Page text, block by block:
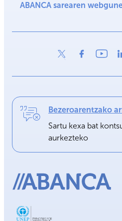
ABANCA sarearen
Bezeroarentzako
Sartu kexa bat
aurkezteko